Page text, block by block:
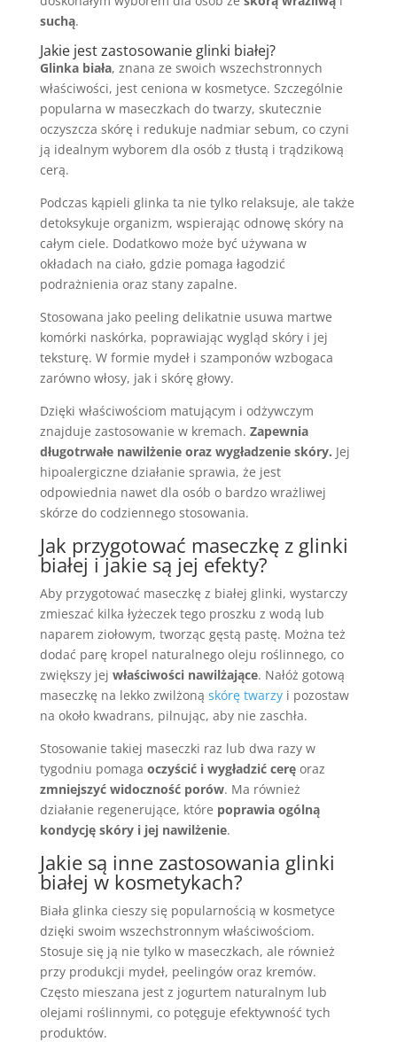
suchą.
Jakie jest zastosowanie glinki białej?
Glinka biała, znana ze swoich wszechstronnych
właściwości, jest ceniona w kosmetyce. Szczególnie
popularna w maseczkach do twarzy, skutecznie
oczyszcza skórę i redukuje nadmiar sebum, co czyni
ją idealnym wyborem dla osób z tłustą i trądzikową
cerą.
Podczas kąpieli glinka ta nie tylko relaksuje, ale także
detoksykuje organizm, wspierając odnowę skóry na
całym ciele. Dodatkowo może być używana w
okładach na ciało, gdzie pomaga łagodzić
podrażnienia oraz stany zapalne.
Stosowana jako peeling delikatnie usuwa martwe
komórki naskórka, poprawiając wygląd skóry i jej
teksturę. W formie mydeł i szamponów wzbogaca
zarówno włosy, jak i skórę głowy.
Dzięki właściwościom matującym i odżywczym
znajduje zastosowanie w kremach. Zapewnia
długotrwałe nawilżenie oraz wygładzenie skóry. Jej
hipoalergiczne działanie sprawia, że jest
odpowiednia nawet dla osób o bardzo wrażliwej
skórze do codziennego stosowania.
Jak przygotować maseczkę z glinki
białej i jakie są jej efekty?
Aby przygotować maseczkę z białej glinki, wystarczy
zmieszać kilka łyżeczek tego proszku z wodą lub
naparem ziołowym, tworząc gęstą pastę. Można też
dodać parę kropel naturalnego oleju roślinnego, co
zwiększy jej właściwości nawilżające. Nałóż gotową
maseczkę na lekko zwilżoną skórę twarzyi pozostaw
na około kwadrans, pilnując, aby nie zaschła.
Stosowanie takiej maseczki raz lub dwa razy w
tygodniu pomaga oczyścić i wygładzić ceręoraz
zmniejszyć widoczność porów. Ma również
działanie regenerujące, które poprawia ogólną
kondycję skóry i jej nawilżenie.
Jakie są inne zastosowania glinki
białej w kosmetykach?
Biała glinka cieszy się popularnością w kosmetyce
dzięki swoim wszechstronnym właściwościom.
Stosuje się ją nie tylko w maseczkach, ale również
przy produkcji mydeł, peelingów oraz kremów.
Często mieszana jest z jogurtem naturalnym lub
olejami roślinnymi, co potęguje efektywność tych
produktów.